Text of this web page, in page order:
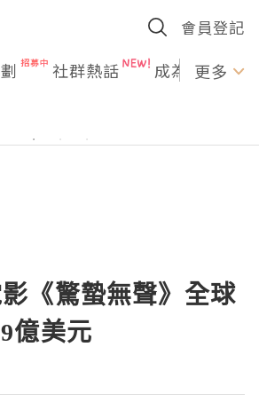
會員登記
社群熱話 成為U更多
《驚蟄無聲》全球
億美元